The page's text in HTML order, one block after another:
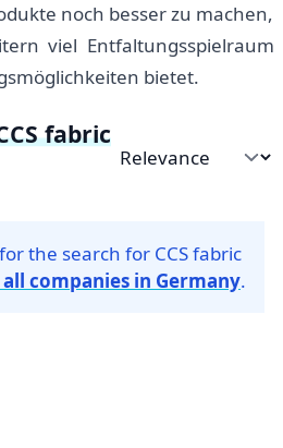
noch besser zu machen,
viel Entfaltungsspielraum
bietet.
fabric
Sort by
the search for CCS fabric
all companies in Germany.